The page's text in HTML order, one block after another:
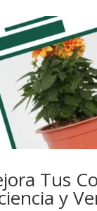
Tus
y